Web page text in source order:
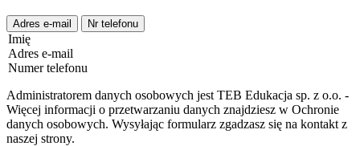
Adres e-mail Nr telefonu
Imię
Adres e-mail
Numer telefonu
Administratorem danych osobowych jest TEB Edukacja sp. z o.o. -
Więcej informacji o przetwarzaniu danych znajdziesz w Ochronie
danych osobowych. Wysyłając formularz zgadzasz się na kontakt z
naszej strony.